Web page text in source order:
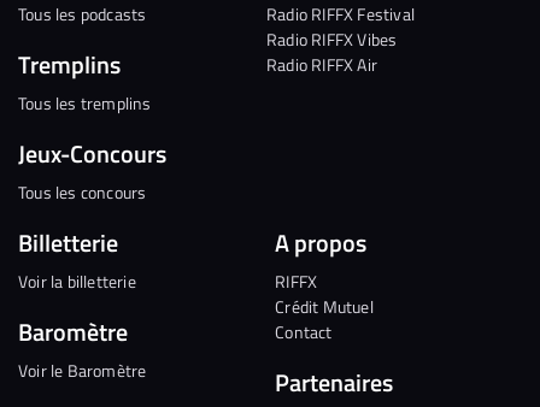
Tous les podcasts
Tremplins
Tous les tremplins
Jeux-Concours
Tous les concours
Radio RIFFX Festival
Radio RIFFX Vibes
Radio RIFFX Air
Billetterie
Voir la billetterie
Baromètre
Voir le Baromètre
A propos
RIFFX
Crédit Mutuel
Contact
Partenaires